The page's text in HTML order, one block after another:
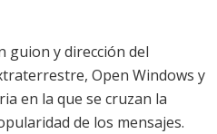
guion y dirección del
, Open Windows y
en la que se cruzan la
de los mensajes.